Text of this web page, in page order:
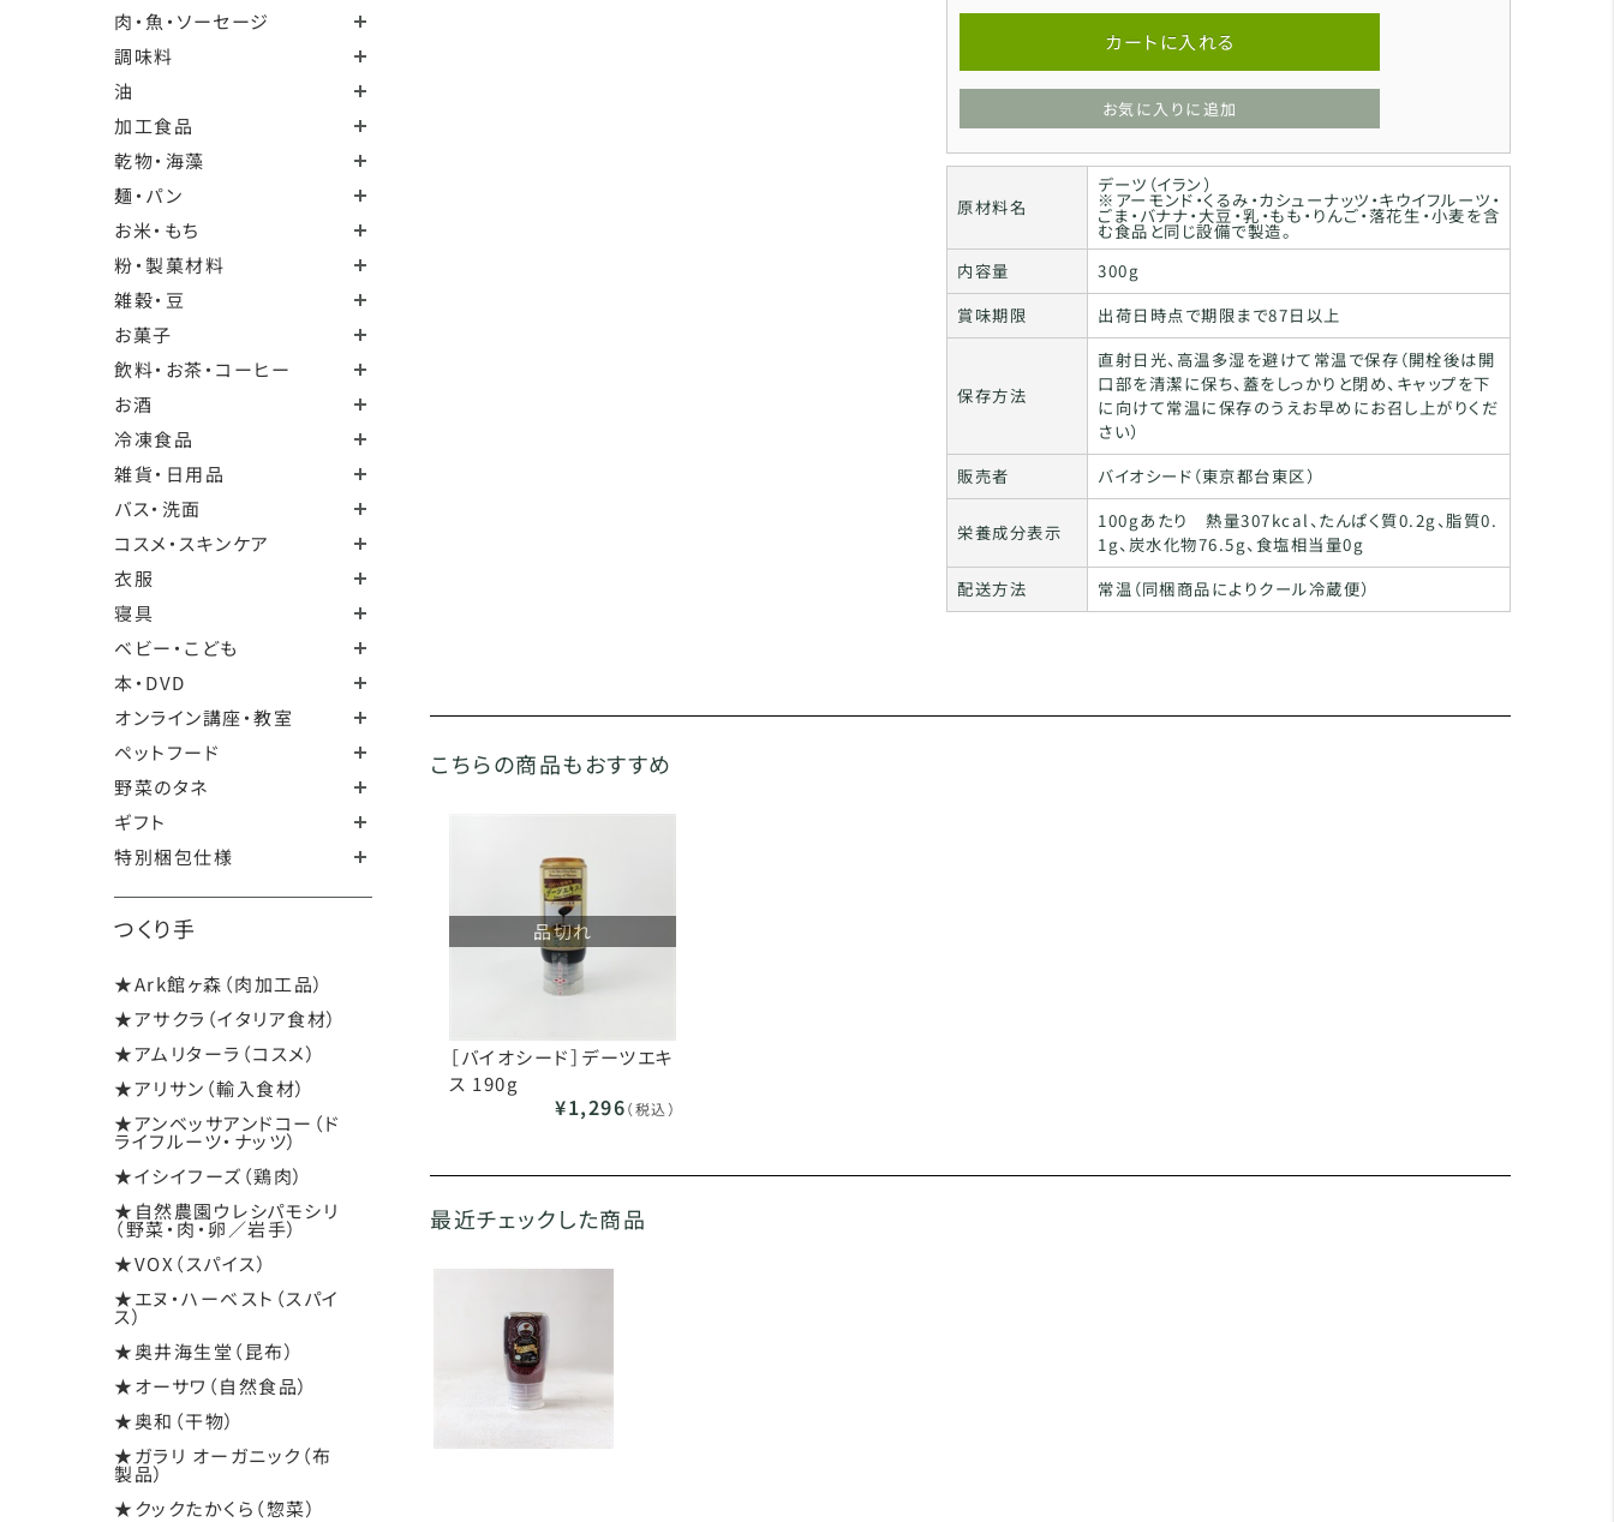
肉・魚・ソーセージ
調味料
油
加工食品
乾物・海藻
麺・パン
お米・もち
粉・製菓材料
雑穀・豆
お菓子
飲料・お茶・コーヒー
お酒
冷凍食品
雑貨・日用品
バス・洗面
コスメ・スキンケア
衣服
寝具
ベビー・こども
本・DVD
オンライン講座・教室
ペットフード
野菜のタネ
ギフト
特別梱包仕様
つくり手
★Ark館ヶ森（肉加工品）
★アサクラ（イタリア食材）
★アムリターラ（コスメ）
★アリサン（輸入食材）
★アンベッサアンドコー（ド
ライフルーツ・ナッツ）
★イシイフーズ（鶏肉）
★自然農園ウレシパモシリ
（野菜・肉・卵／岩手）
★VOX（スパイス）
★エヌ・ハーベスト（スパイ
ス）
★奥井海生堂（昆布）
★オーサワ（自然食品）
★奥和（干物）
★ガラリ オーガニック（布
製品）
★クックたかくら（惣菜）
カートに入れる
お気に入りに追加
原材料名
デーツ（イラン）
※アーモンド・くるみ・カシューナッツ・キウイフルーツ・
ごま・バナナ・大豆・乳・もも・りんご・落花生・小麦を含
む食品と同じ設備で製造。
内容量
300g
賞味期限
出荷日時点で期限まで87日以上
保存方法
直射日光、高温多湿を避けて常温で保存（開栓後は開
口部を清潔に保ち、蓋をしっかりと閉め、キャップを下
に向けて常温に保存のうえお早めにお召し上がりくだ
さい）
販売者
バイオシード（東京都台東区）
栄養成分表示
100gあたり 熱量307kcal、たんぱく質0.2g、脂質0.
1g、炭水化物76.5g、食塩相当量0g
配送方法
常温（同梱商品によりクール冷蔵便）
こちらの商品もおすすめ
品切れ
［バイオシード］デーツエキ
ス 190g
¥1,296（税込）
最近チェックした商品